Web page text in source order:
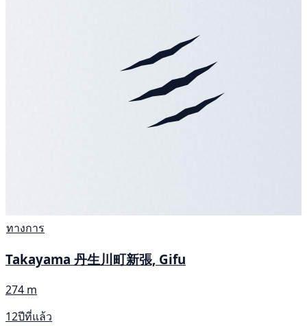
ทางการ
Takayama 丹生川町新張, Gifu
274 m
12ปีที่แล้ว